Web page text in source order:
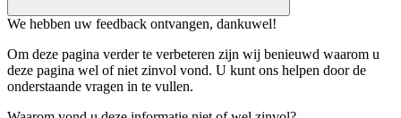
We hebben uw feedback ontvangen, dankuwel!
Om deze pagina verder te verbeteren zijn wij benieuwd waarom u
deze pagina wel of niet zinvol vond. U kunt ons helpen door de
onderstaande vragen in te vullen.